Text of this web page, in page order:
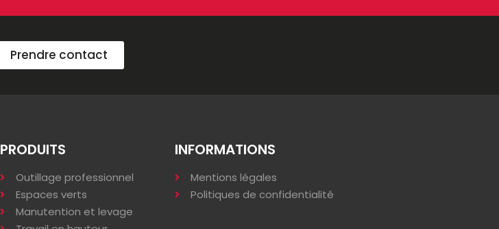
Prendre contact
PRODUITS
Outillage professionnel
Espaces verts
Manutention et levage
INFORMATIONS
Mentions légales
Politiques de confidentialité